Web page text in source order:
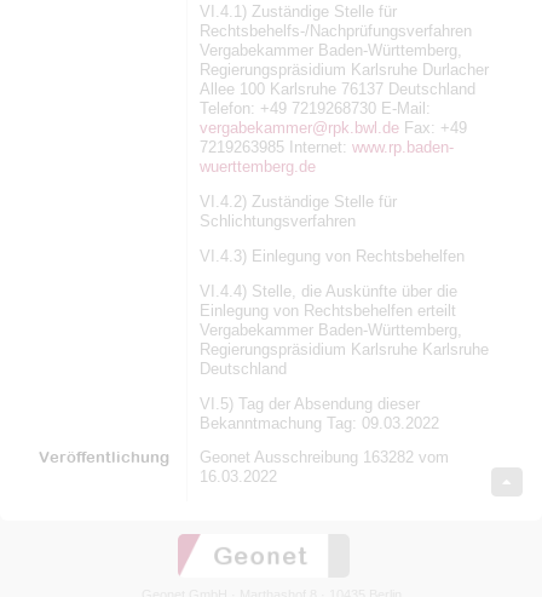
VI.4.1) Zuständige Stelle für
Rechtsbehelfs-/Nachprüfungsverfahren
Vergabekammer Baden-Württemberg,
Regierungspräsidium Karlsruhe Durlacher
Allee 100 Karlsruhe 76137 Deutschland
Telefon: +49 7219268730 E-Mail:
vergabekammer@rpk.bwl.de Fax: +49
7219263985 Internet: www.rp.baden-
wuerttemberg.de
VI.4.2) Zuständige Stelle für
Schlichtungsverfahren
VI.4.3) Einlegung von Rechtsbehelfen
VI.4.4) Stelle, die Auskünfte über die
Einlegung von Rechtsbehelfen erteilt
Vergabekammer Baden-Württemberg,
Regierungspräsidium Karlsruhe Karlsruhe
Deutschland
VI.5) Tag der Absendung dieser
Bekanntmachung Tag: 09.03.2022
Veröffentlichung
Geonet Ausschreibung 163282 vom
16.03.2022